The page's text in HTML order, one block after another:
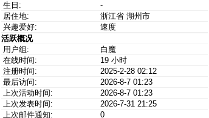
生日:
-
居住地:
浙江省 湖州市
兴趣爱好:
速度
活跃概况
用户组:
白魔
在线时间:
19 小时
注册时间:
2025-2-28 02:12
最后访问:
2026-8-7 01:23
上次活动时间:
2026-8-7 01:23
上次发表时间:
2026-7-31 21:25
上次邮件通知:
0